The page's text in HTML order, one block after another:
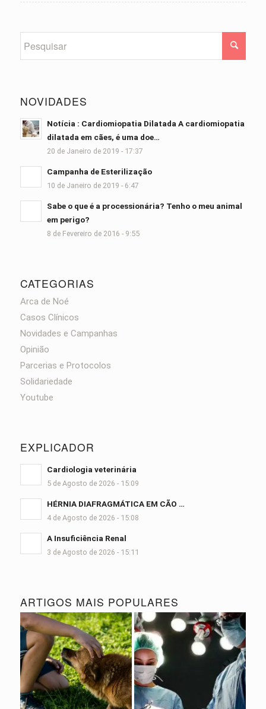
NOVIDADES
Notícia : Cardiomiopatia Dilatada A cardiomiopatia
dilatada em cães, é uma doe…
20 de Janeiro de 2019 - 17:37
Campanha de Esterilização
10 de Janeiro de 2019 - 6:47
Sabe o que é a processionária? Tenho o meu animal
em perigo?
8 de Fevereiro de 2016 - 9:55
CATEGORIAS
Arca de Noé
Casos Clínicos
Novidades e Campanhas
Opinião
Parcerias e Protocolos
Solidariedade
Youtube
EXPLICADOR
Cardiologia veterinária
5 de Agosto de 2026 - 15:09
HÉRNIA DIAFRAGMÁTICA EM CÃO …
4 de Agosto de 2026 - 15:08
A Insuficiência Renal
3 de Agosto de 2026 - 15:11
ARTIGOS MAIS POPULARES